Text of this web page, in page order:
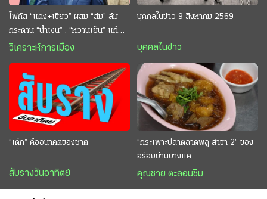
โฟกัส “แดง+เขียว” ผสม “ส้ม” ล้ม
กระดาน “นํ้าเงิน” : “หวานเย็น” แก้
กระหาย “อนุทิน” ดักตีกินสบาย
วิเคราะห์การเมือง
บุคคลในข่าว 9 สิงหาคม 2569
บุคคลในข่าว
“เด็ก” คืออนาคตของชาติ
สับรางวันอาทิตย์
“กระเพาะปลาตลาดพลู สาขา 2” ของ
อร่อยย่านบางแค
คุณชาย ตะลอนชิม